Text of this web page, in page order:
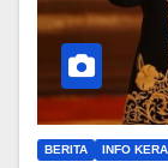
BERITA INFO